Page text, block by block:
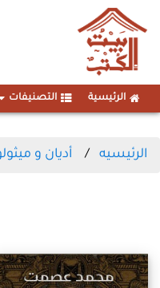
الرئيسية التصنيفات
الرئيسيه أديان و